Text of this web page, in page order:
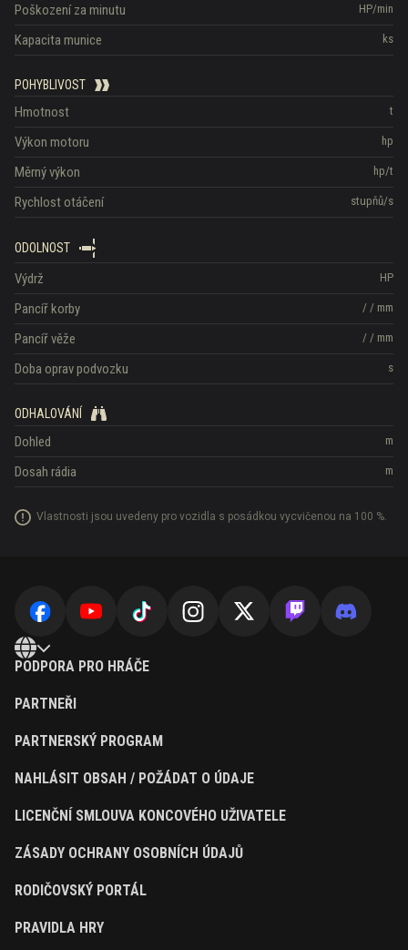
HP/min
Poškození za minutu
ks
Kapacita munice
POHYBLIVOST
t
Hmotnost
hp
Výkon motoru
hp/t
Měrný výkon
stupňů/s
Rychlost otáčení
ODOLNOST
HP
Výdrž
/ / mm
Pancíř korby
/ / mm
Pancíř věže
s
Doba oprav podvozku
ODHALOVÁNÍ
m
Dohled
m
Dosah rádia
Vlastnosti jsou uvedeny pro vozidla s posádkou vycvičenou na 100 %.
PODPORA PRO HRÁČE
PARTNEŘI
PARTNERSKÝ PROGRAM
NAHLÁSIT OBSAH / POŽÁDAT O ÚDAJE
LICENČNÍ SMLOUVA KONCOVÉHO UŽIVATELE
ZÁSADY OCHRANY OSOBNÍCH ÚDAJŮ
RODIČOVSKÝ PORTÁL
PRAVIDLA HRY